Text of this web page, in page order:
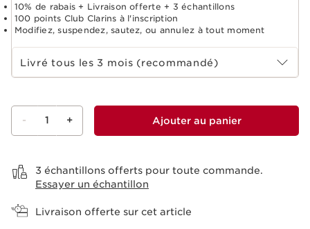
10% de rabais + Livraison offerte + 3 échantillons
100 points Club Clarins à l'inscription
Modifiez, suspendez, sautez, ou annulez à tout moment
Choisir la période d''abonnement
Livré tous les 3 mois (recommandé)
- 1 + Ajouter au panier
3 échantillons offerts pour toute commande.
Essayer un échantillon
Livraison offerte sur cet article